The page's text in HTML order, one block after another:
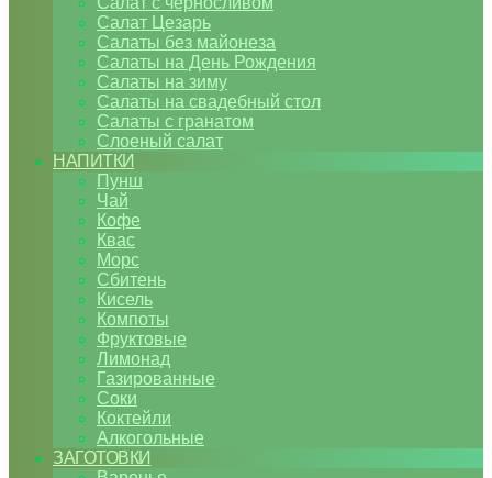
Салат Цезарь
Салаты без майонеза
Салаты на День Рождения
Салаты на зиму
Салаты на свадебный стол
Салаты с гранатом
Слоеный салат
НАПИТКИ
Пунш
Чай
Кофе
Квас
Морс
Сбитень
Кисель
Компоты
Фруктовые
Лимонад
Газированные
Соки
Коктейли
Алкогольные
ЗАГОТОВКИ